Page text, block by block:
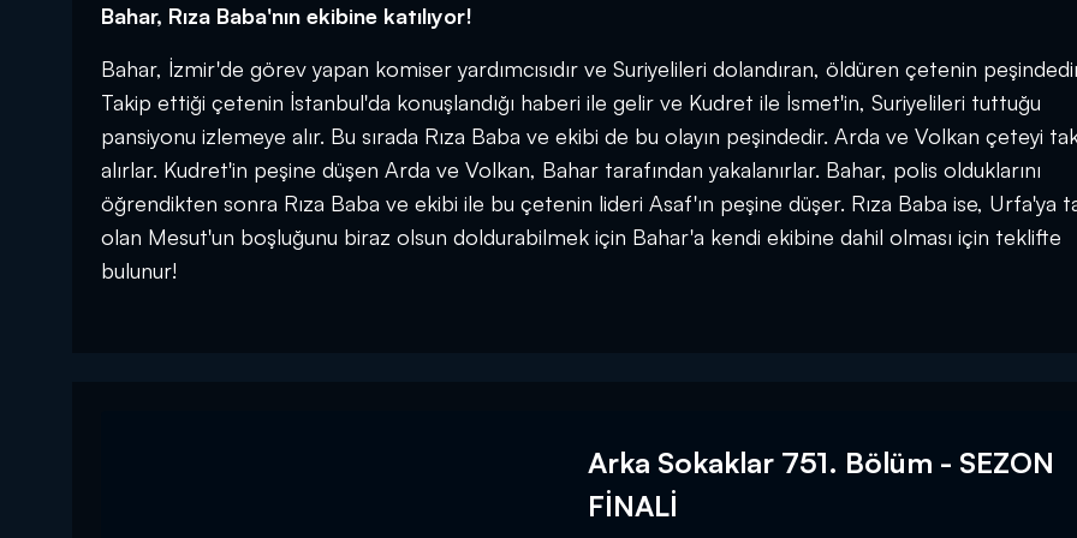
Bahar, Rıza Baba'nın ekibine katılıyor!
Bahar, İzmir'de görev yapan komiser yardımcısıdır ve Suriyelileri dolandıran, öldüren çetenin
Takip ettiği çetenin İstanbul'da konuşlandığı haberi ile gelir ve Kudret ile İsmet'in, Suriyelileri tuttuğu
pansiyonu izlemeye alır. Bu sırada Rıza Baba ve ekibi de bu olayın peşindedir. Arda ve Volkan çeteyi
alırlar. Kudret'in peşine düşen Arda ve Volkan, Bahar tarafından yakalanırlar. Bahar, polis olduklarını
öğrendikten sonra Rıza Baba ve ekibi ile bu çetenin lideri Asaf'ın peşine düşer. Rıza Baba ise, Urfa'ya
olan Mesut'un boşluğunu biraz olsun doldurabilmek için Bahar'a kendi ekibine dahil olması için teklifte
bulunur!
Arka Sokaklar 751. Bölüm - SEZON
FİNALİ